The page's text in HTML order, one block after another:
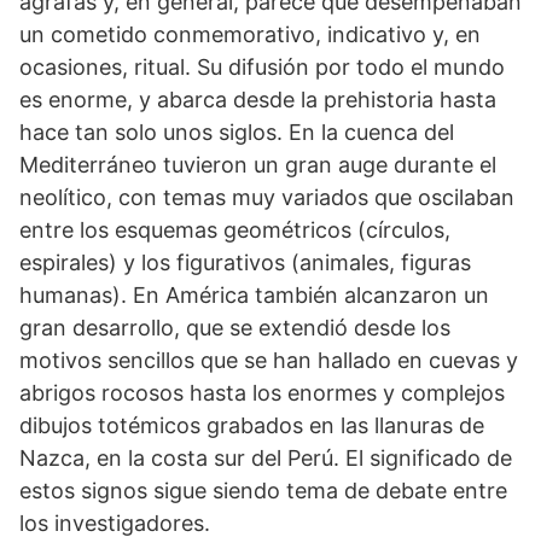
un cometido conmemorativo, indicativo y, en
ocasiones, ritual. Su difusión por todo el mundo
es enorme, y abarca desde la prehistoria hasta
hace tan solo unos siglos. En la cuenca del
Mediterráneo tuvieron un gran auge durante el
neolítico, con temas muy variados que oscilaban
entre los esquemas geométricos (círculos,
espirales) y los figurativos (animales, figuras
humanas). En América también alcanzaron un
gran desarrollo, que se extendió desde los
motivos sencillos que se han hallado en cuevas y
abrigos rocosos hasta los enormes y complejos
dibujos totémicos grabados en las llanuras de
Nazca, en la costa sur del Perú. El significado de
estos signos sigue siendo tema de debate entre
los investigadores.